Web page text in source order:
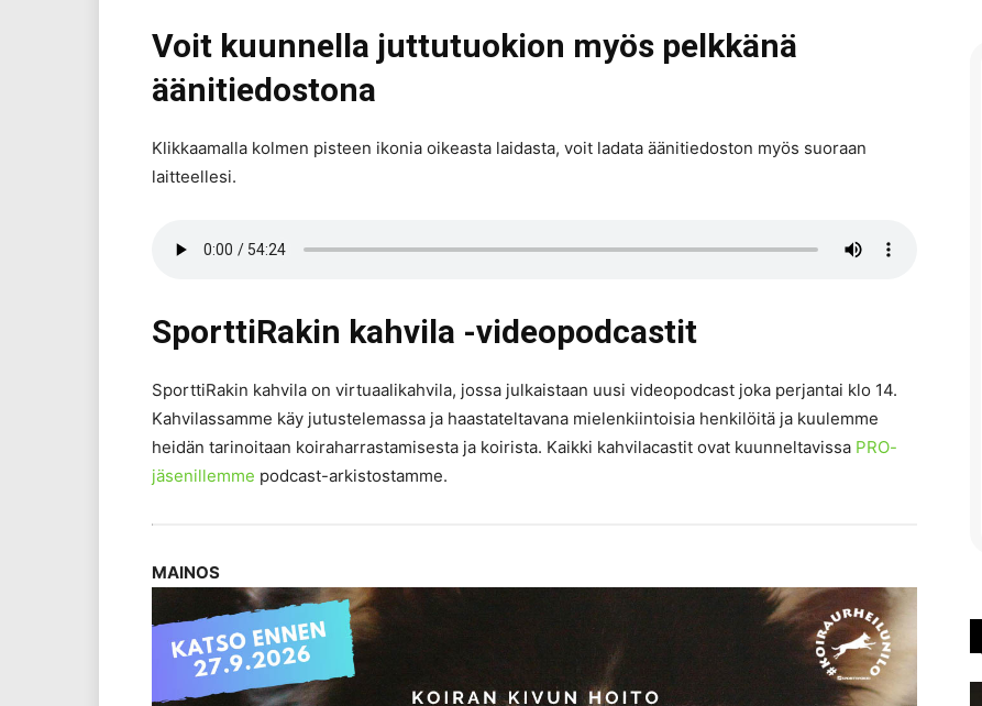
Voit kuunnella juttutuokion myös pelkkänä
äänitiedostona
Klikkaamalla kolmen pisteen ikonia oikeasta laidasta, voit ladata äänitiedoston myös suoraan
laitteellesi.
SporttiRakin kahvila -videopodcastit
SporttiRakin kahvila on virtuaalikahvila, jossa julkaistaan uusi videopodcast joka perjantai klo 14.
Kahvilassamme käy jutustelemassa ja haastateltavana mielenkiintoisia henkilöitä ja kuulemme
heidän tarinoitaan koiraharrastamisesta ja koirista. Kaikki kahvilacastit ovat kuunneltavissa PRO-
jäsenillemme podcast-arkistostamme.
MAINOS